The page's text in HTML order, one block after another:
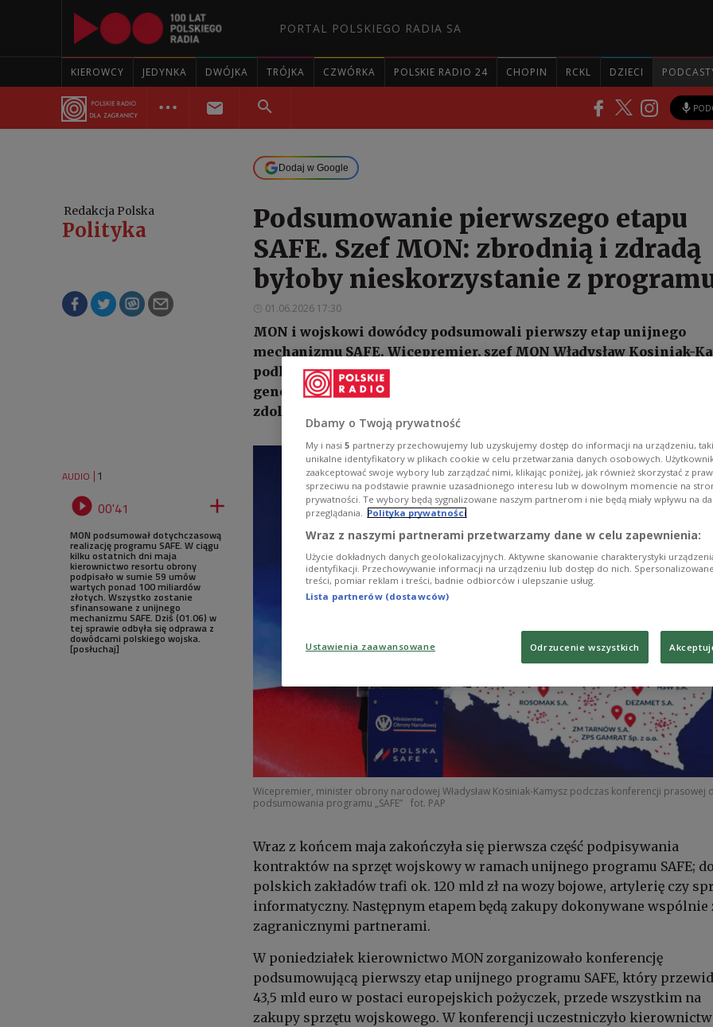
PORTAL POLSKIEGO RADIA SA
KIEROWCY JEDYNKA DWÓJKA TRÓJKA CZWÓRKA POLSKIE RADIO 24 CHOPIN RCKL DZIECI
Dodaj w Google
Redakcja Polska
Polityka
Podsumowanie pierwszego etapu
SAFE. Szef MON: zbrodnią i zdradą
byłoby nieskorzystanie z
01.06.2026 17:30
MON i wojskowi dowódcy podsumowali pierwszy etap unijnego
mechanizmu SAFE. Wicepremier, szef MON Władysław Kosiniak-
podkreślił, że zbrodnią i zdradą byłoby nieskorzystanie z programu,
generałowie zaś mówili, że zakupy doprowadzą do skokowego
zdolności operacyjnych wojska.
AUDIO 1
 00'41 
MON podsumował dotychczasową
realizację programu SAFE. W ciągu
kilku ostatnich dni maja
kierownictwo resortu obrony
podpisało w sumie 59 umów
wartych ponad 100 miliardów
złotych. Wszystko zostanie
sfinansowane z unijnego
mechanizmu SAFE. Dziś (01.06) w
tej sprawie odbyła się odprawa z
dowódcami polskiego wojska.
[posłuchaj]
Wicepremier, minister obrony narodowej Władysław Kosiniak-Kamysz podczas konferencji prasowej
podsumowania programu „SAFE” fot. PAP
Wraz z końcem maja zakończyła się pierwsza część podpisywania
kontraktów na sprzęt wojskowy w ramach unijnego programu SAFE; do
polskich zakładów trafi ok. 120 mld zł na wozy bojowe, artylerię czy
informatyczny. Następnym etapem będą zakupy dokonywane wspólnie
zagranicznymi partnerami.
W poniedziałek kierownictwo MON zorganizowało konferencję
podsumowującą pierwszy etap unijnego programu SAFE, który
43,5 mld euro w postaci europejskich pożyczek, przede wszystkim na
zakupy sprzętu wojskowego. W konferencji uczestniczyło
Dbamy o Twoją prywatność
My i nasi 5 partnerzy przechowujemy lub uzyskujemy dostęp do informacji na urządzeniu,
unikalne identyfikatory w plikach cookie w celu przetwarzania danych osobowych.
zaakceptować swoje wybory lub zarządzać nimi, klikając poniżej, jak również skorzystać z
sprzeciwu na podstawie prawnie uzasadnionego interesu lub w dowolnym momencie na
prywatności. Te wybory będą sygnalizowane naszym partnerom i nie będą miały wpływu na
przeglądania. Polityka prywatności
Wraz z naszymi partnerami przetwarzamy dane w celu zapewnienia:
Użycie dokładnych danych geolokalizacyjnych. Aktywne skanowanie charakterystyki
identyfikacji. Przechowywanie informacji na urządzeniu lub dostęp do nich.
treści, pomiar reklam i treści, badnie odbiorców i ulepszanie usług.
Lista partnerów (dostawców)
Ustawienia zaawansowane Odrzucenie wszystkich